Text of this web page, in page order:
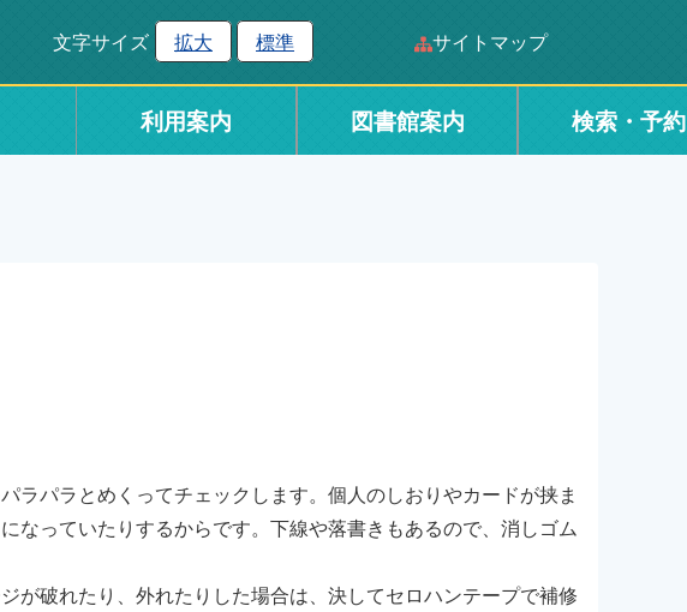
文字サイズ 拡大 標準 サイトマップ
利用案内 図書館案内 検索・予約
ラパラとめくってチェックします。個人のしおりやカードが挟ま
なっていたりするからです。下線や落書きもあるので、消しゴム
が破れたり、外れたりした場合は、決してセロハンテープで補修